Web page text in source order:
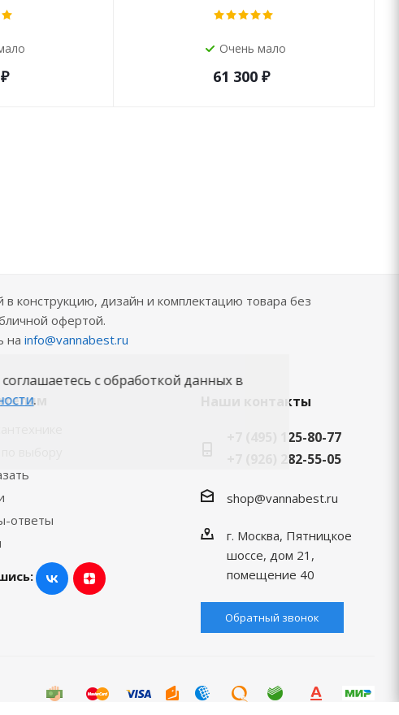
₽
Очень мало
61 300 ₽
конструкцию, дизайн и комплектацию товара без
офертой.
на info@vannabest.ru
ответы
Наши контакты
+7 (495) 125-80-77
+7 (926) 282-55-05
shop@vannabest.ru
г. Москва, Пятницкое
шоссе, дом 21,
помещение 40
Обратный звонок
с обработкой данных в
.